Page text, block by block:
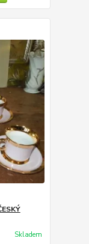
Skladem